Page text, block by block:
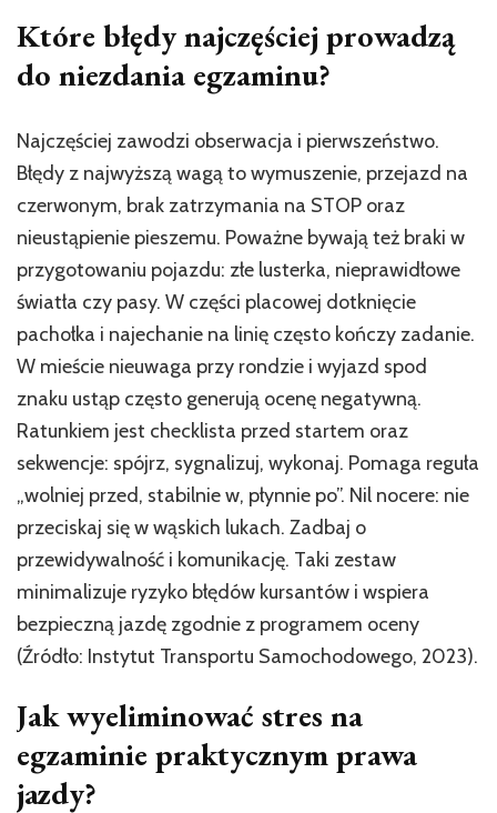
Które błędy najczęściej prowadzą
do niezdania egzaminu?
Najczęściej zawodzi obserwacja i pierwszeństwo.
Błędy z najwyższą wagą to wymuszenie, przejazd na
czerwonym, brak zatrzymania na STOP oraz
nieustąpienie pieszemu. Poważne bywają też braki w
przygotowaniu pojazdu: złe lusterka, nieprawidłowe
światła czy pasy. W części placowej dotknięcie
pachołka i najechanie na linię często kończy zadanie.
W mieście nieuwaga przy rondzie i wyjazd spod
znaku ustąp często generują ocenę negatywną.
Ratunkiem jest checklista przed startem oraz
sekwencje: spójrz, sygnalizuj, wykonaj. Pomaga reguła
„wolniej przed, stabilnie w, płynnie po”. Nil nocere: nie
przeciskaj się w wąskich lukach. Zadbaj o
przewidywalność i komunikację. Taki zestaw
minimalizuje ryzyko błędów kursantów i wspiera
bezpieczną jazdę zgodnie z programem oceny
(Źródło: Instytut Transportu Samochodowego, 2023).
Jak wyeliminować stres na
egzaminie praktycznym prawa
jazdy?